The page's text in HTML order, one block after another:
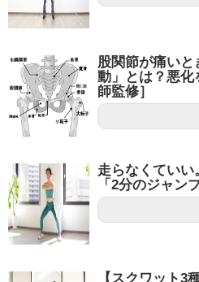
股関節が痛い
動」とは？悪化
師監修］
走らなくていい
「2分のジャン
【スクワット3